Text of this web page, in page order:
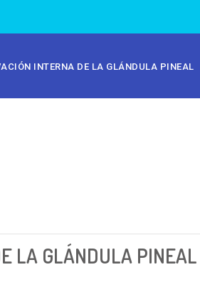
INTERNA DE LA GLÁNDULA PINEAL
LA GLÁNDULA